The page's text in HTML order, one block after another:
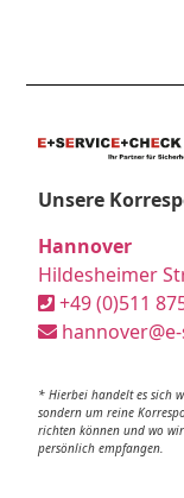
Unsere
Hannover
Hildesheimer
+49 (0)511
* Hierbei handelt es sich
sondern um reine
richten können und wo
persönlich empfangen.